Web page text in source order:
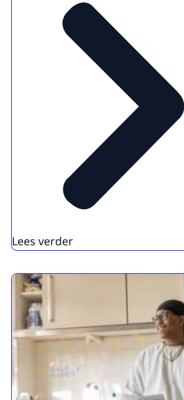
Lees verder